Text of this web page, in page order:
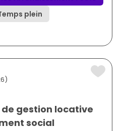
plein
gestion locative
social